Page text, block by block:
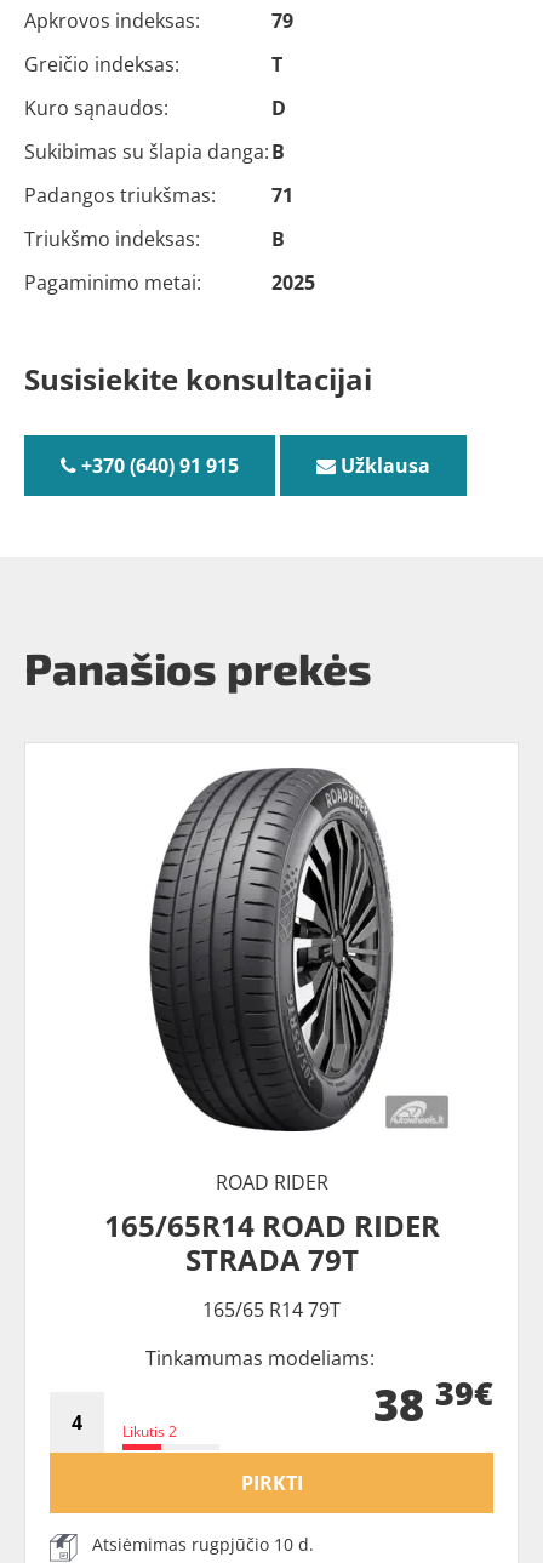
Apkrovos indeksas:
79
Greičio indeksas:
T
Kuro sąnaudos:
D
Sukibimas su šlapia danga:B
Padangos triukšmas:
71
Triukšmo indeksas:
B
Pagaminimo metai:
2025
Susisiekite konsultacijai
+370 (640) 91 915 Užklausa
Panašios prekės
ROAD RIDER
165/65R14 ROAD RIDER
STRADA 79T
165/65 R14 79T
Tinkamumas modeliams:
Likutis 2 38 39€
PIRKTI
Atsiėmimas rugpjūčio 10 d.